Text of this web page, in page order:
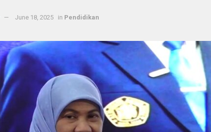
June 18, 2025 in Pendidikan